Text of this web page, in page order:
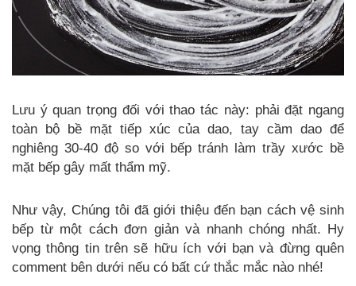
Lưu ý quan trọng đối với thao tác này: phải đặt ngang
toàn bộ bề mặt tiếp xúc của dao, tay cầm dao để
nghiêng 30-40 độ so với bếp tránh làm trầy xước bề
mặt bếp gây mất thẩm mỹ.
Như vậy, Chúng tôi đã giới thiệu đến bạn cách vệ sinh
bếp từ một cách đơn giản và nhanh chóng nhất. Hy
vọng thông tin trên sẽ hữu ích với bạn và đừng quên
comment bên dưới nếu có bất cứ thắc mắc nào nhé!